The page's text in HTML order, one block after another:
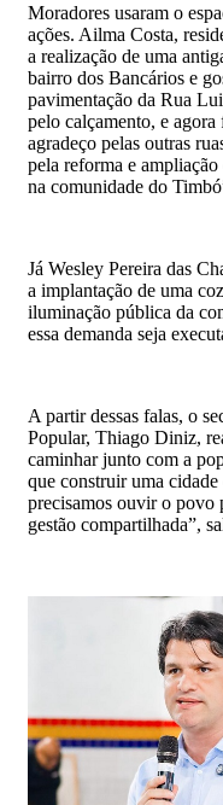
Moradores usaram o
ações. Ailma Costa,
a realização de uma
bairro dos Bancários e
pavimentação da Rua
pelo calçamento, e agora
agradeço pelas outras
pela reforma e
na comunidade do
Já Wesley Pereira das
a implantação de uma
iluminação pública da
essa demanda seja
A partir dessas falas, o
Popular, Thiago Diniz,
caminhar junto com a
que construir uma
precisamos ouvir o povo
gestão compartilhada”,